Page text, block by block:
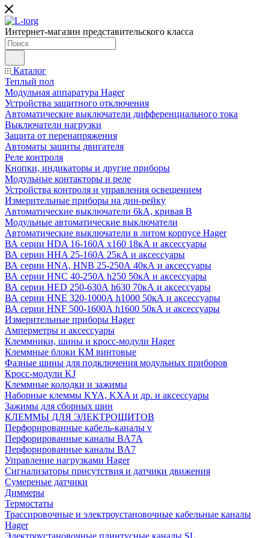
Интернет-магазин представительского класса
Каталог
Теплый пол
Модульная аппаратура Hager
Устройства защитного отключения
Автоматические выключатели дифференциального тока
Выключатели нагрузки
Защита от перенапряжения
Автоматы защиты двигателя
Реле контроля
Кнопки, индикаторы и другие приборы
Модульные контакторы и реле
Устройства контроля и управления освещением
Измерительные приборы на дин-рейку
Автоматические выключатели 6kA, кривая В
Модульные автоматические выключатели
Автоматические выключатели в литом корпусе Hager
ВА серии HDA 16-160А x160 18кА и аксессуары
ВА серии HHA 25-160А 25кА и аксессуары
ВА серии HNA, HNB 25-250А 40кА и аксессуары
ВА серии HNC 40-250А h250 50кА и аксессуары
ВА серии HED 250-630А h630 70кА и аксессуары
ВА серии HNE 320-1000А h1000 50кА и аксессуары
ВА серии HNF 500-1600А h1600 50кА и аксессуары
Измерительные приборы Hager
Амперметры и аксессуары
Клеммники, шины и кросс-модули Hager
Клеммные блоки KM винтовые
Фазные шины для подключения модульных приборов
Кросс-модули KJ
Клеммные колодки и зажимы
Наборные клеммы KYA, KXA и др. и аксессуары
Зажимы для сборных шин
КЛЕММЫ ДЛЯ ЭЛЕКТРОЩИТОВ
Перфорированные кабель-каналы v
Перфорированные каналы BA7A
Перфорированные каналы BA7
Управление нагрузками Hager
Сигнализаторы присутствия и датчики движения
Сумереные датчики
Диммеры
Термостаты
Трассировочные и электроустановочные кабельные каналы
Hager
Электроустановочные плинтусные каналы SL